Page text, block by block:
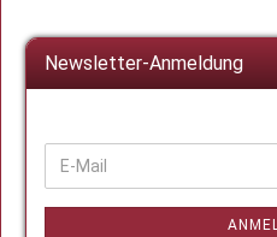
Newsletter-Anmeldung
WEITER
ZUR
NEWSLETTER-
E-
Mail